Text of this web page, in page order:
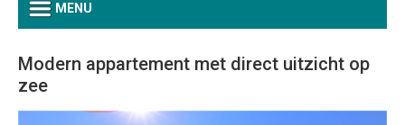
MENU
Modern appartement met direct uitzicht op
zee